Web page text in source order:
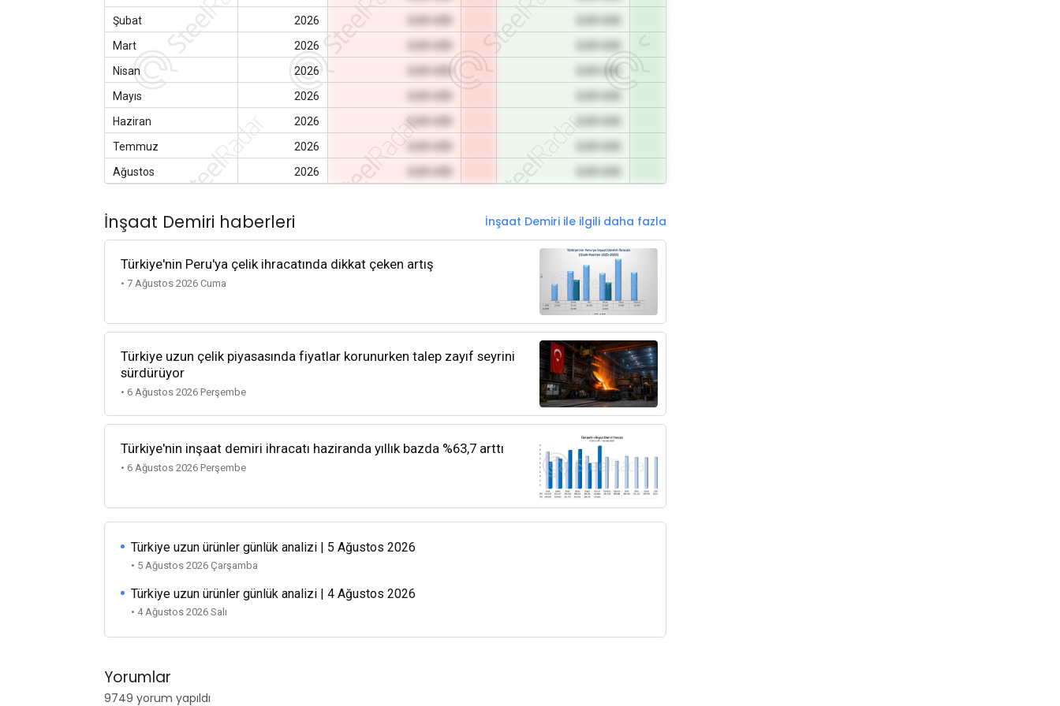
Şubat
2026
Mart
2026
Nisan
2026
0,00 USD
Mayıs
2026
Haziran
2026 0,00 USD
Temmuz
2026
Ağustos
2026
İnşaat Demiri haberleri İnşaat Demiri ile ilgili daha fazla
Türkiye'nin Peru'ya çelik ihracatında dikkat çeken artış
• 7 Ağustos 2026 Cuma
Türkiye uzun çelik piyasasında fiyatlar korunurken talep zayıf seyrini
sürdürüyor
• 6 Ağustos 2026 Perşembe
Türkiye'nin inşaat demiri ihracatı haziranda yıllık bazda %63,7 arttı
• 6 Ağustos 2026 Perşembe
Türkiye uzun ürünler günlük analizi | 5 Ağustos 2026
• 5 Ağustos 2026 Çarşamba
Türkiye uzun ürünler günlük analizi | 4 Ağustos 2026
• 4 Ağustos 2026 Salı
Yorumlar
9749 yorum yapıldı